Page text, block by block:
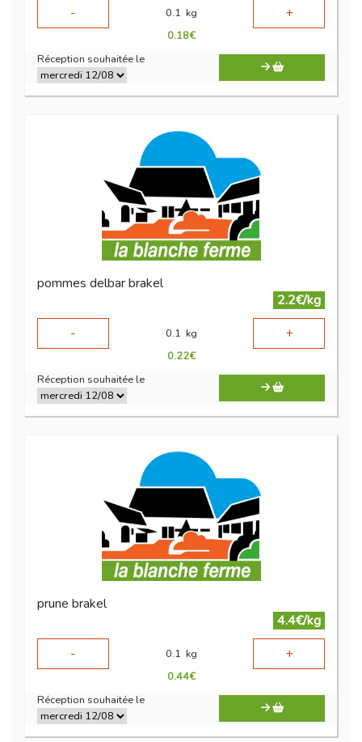
-
0.1 kg +
0.18€
Réception souhaitée le
pommes delbar brakel
2.2€/kg
-
0.1 kg +
0.22€
Réception souhaitée le
prune brakel
4.4€/kg
-
0.1 kg +
0.44€
Réception souhaitée le